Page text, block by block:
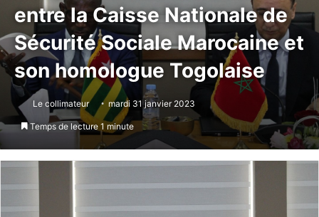
entre la Caisse Nationale de
Sécurité Sociale Marocaine et
son homologue Togolaise
Le collimateur mardi 31 janvier 2023
Temps de lecture 1 minute